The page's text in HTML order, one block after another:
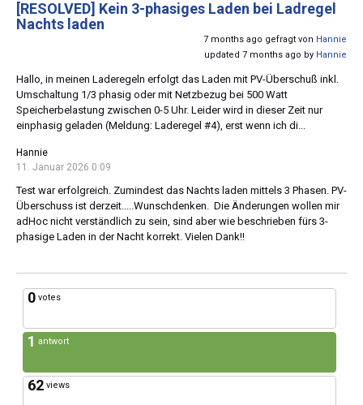
[RESOLVED] Kein 3-phasiges Laden bei Ladregel
Nachts laden
7 months ago gefragt von Hannie
updated 7 months ago by Hannie
Hallo, in meinen Laderegeln erfolgt das Laden mit PV-Überschuß inkl.
Umschaltung 1/3 phasig oder mit Netzbezug bei 500 Watt
Speicherbelastung zwischen 0-5 Uhr. Leider wird in dieser Zeit nur
einphasig geladen (Meldung: Laderegel #4), erst wenn ich di...
Hannie
11. Januar 2026 0:09
Test war erfolgreich. Zumindest das Nachts laden mittels 3 Phasen. PV-
Überschuss ist derzeit.....Wunschdenken. Die Änderungen wollen mir
adHoc nicht verständlich zu sein, sind aber wie beschrieben fürs 3-
phasige Laden in der Nacht korrekt. Vielen Dank!!
0 votes
1 antwort
62 views